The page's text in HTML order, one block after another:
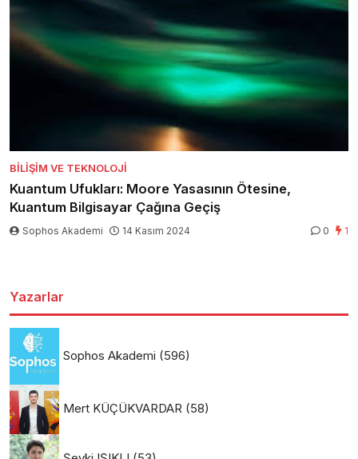
BILIŞIM VE TEKNOLOJI
Kuantum Ufukları: Moore Yasasının Ötesine,
Kuantum Bilgisayar Çağına Geçiş
Sophos Akademi 14 Kasım 2024 0 1
Yazarlar
Sophos Akademi (596)
Mert KÜÇÜKVARDAR (58)